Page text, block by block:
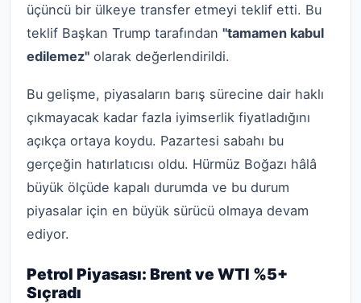
üçüncü bir ülkeye transfer etmeyi teklif etti. Bu
teklif Başkan Trump tarafından "tamamen kabul
edilemez" olarak değerlendirildi.
Bu gelişme, piyasaların barış sürecine dair haklı
çıkmayacak kadar fazla iyimserlik fiyatladığını
açıkça ortaya koydu. Pazartesi sabahı bu
gerçeğin hatırlatıcısı oldu. Hürmüz Boğazı hâlâ
büyük ölçüde kapalı durumda ve bu durum
piyasalar için en büyük sürücü olmaya devam
ediyor.
Petrol Piyasası: Brent ve WTI %5+
Sıçradı